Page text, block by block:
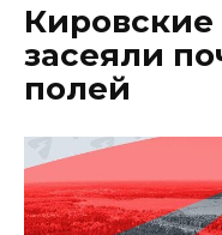
Кировские
засеяли
полей